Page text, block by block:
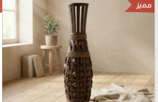
مميز